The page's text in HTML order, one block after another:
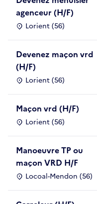
agenceur (H/F)
Lorient (56)
Devenez maçon vrd
(H/F)
Lorient (56)
Maçon vrd (H/F)
Lorient (56)
Manoeuvre TP ou
maçon VRD H/F
Locoal-Mendon (56)